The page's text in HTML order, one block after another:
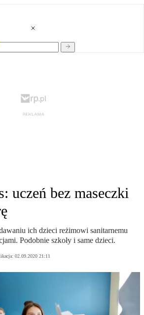
uczeń bez maseczki
ich dzieci reżimowi sanitarnemu
Podobnie szkoły i same dzieci.
02.09.2020 21:11